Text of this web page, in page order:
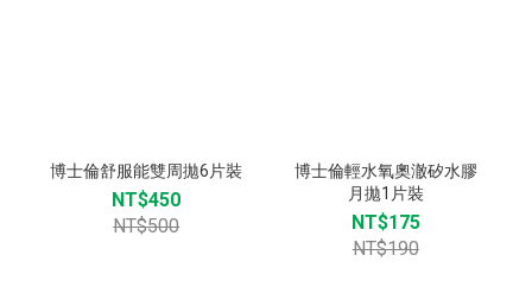
博士倫舒服能雙周拋6片裝
NT$450
NT$500
博士倫輕水氧奧澈矽水膠
月拋1片裝
NT$175
NT$190